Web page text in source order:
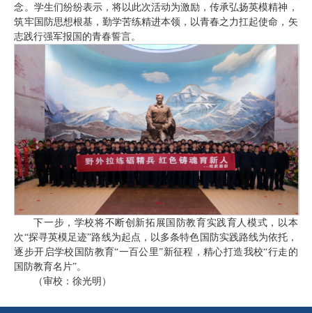
念。学生们纷纷表示，将以此次活动为激励，传承弘扬英模精神，
筑牢国防思想根基，勤学苦练精进本领，以青春之力扛起使命，矢
志践行强军报国的青春誓言。
下一步，学校将不断创新拓展国防教育实践育人模式，以本
次“探寻英模足迹”路线为起点，以多条特色国防实践路线为依托，
逐步开启学校国防教育“一百公里”新征程，精心打造我校“行走的
国防教育名片”。
（审校：徐光明）